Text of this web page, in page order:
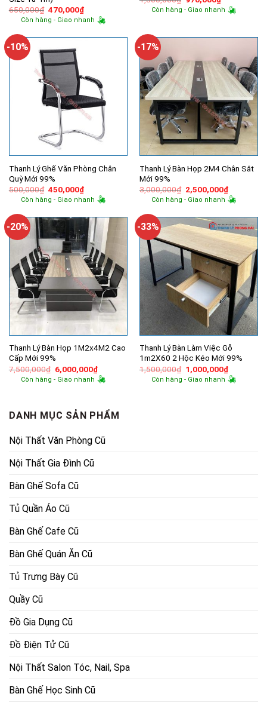
650,000₫ Giá
gốc
là:
470,000₫Giá
hiện
tại
470,000₫.
Còn hàng - Giao nhanh
gốc
là:
hiện
tại
Còn hàng - Giao nhanh
-10%
Thanh Lý Ghế Văn Phòng Chân
Quỳ Mới 99%
500,000₫ Giá
gốc
là:
450,000₫Giá
hiện
tại
450,000₫.
Còn hàng - Giao nhanh
-17%
Thanh Lý Bàn Họp 2M4 Chân Sắt
Mới 99%
3,000,000₫ Giá
gốc
là:
2,500,000₫Giá
hiện
tại
Còn hàng - Giao nhanh
-20%
Thanh Lý Bàn Họp 1M2x4M2 Cao
Cấp Mới 99%
7,500,000₫ Giá
gốc
là:
6,000,000₫Giá
hiện
tại
Còn hàng - Giao nhanh
-33%
Thanh Lý Bàn Làm Việc Gỗ
1m2X60 2 Hộc Kéo Mới 99%
1,500,000₫ Giá
gốc
là:
1,000,000₫Giá
hiện
tại
Còn hàng - Giao nhanh
DANH MỤC SẢN PHẨM
Nội Thất Văn Phòng Cũ
Nội Thất Gia Đình Cũ
Bàn Ghế Sofa Cũ
Tủ Quần Áo Cũ
Bàn Ghế Cafe Cũ
Bàn Ghế Quán Ăn Cũ
Tủ Trưng Bày Cũ
Quầy Cũ
Đồ Gia Dụng Cũ
Đồ Điện Tử Cũ
Nội Thất Salon Tóc, Nail, Spa
Bàn Ghế Học Sinh Cũ